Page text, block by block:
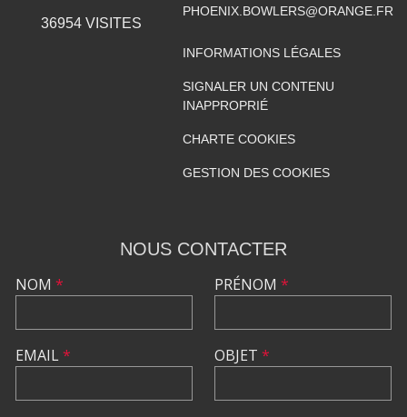
36954VISITES
PHOENIX.BOWLERS@ORANGE.FR
INFORMATIONS LÉGALES
SIGNALER UN CONTENU
INAPPROPRIÉ
CHARTE COOKIES
GESTION DES COOKIES
NOUS CONTACTER
NOM *
EMAIL*
PRÉNOM *
OBJET *